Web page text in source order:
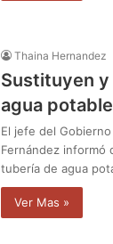
Thaina Hernandez
Sustituyen
agua
El jefe del
Fernández informó
tubería de agua
Ver Mas »